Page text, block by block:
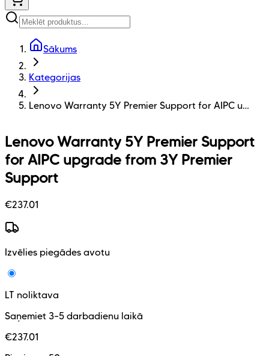
Sākums
Kategorijas
Lenovo Warranty 5Y Premier Support for AIPC u…
Lenovo Warranty 5Y Premier Support
for AIPC upgrade from 3Y Premier
Support
€237.01
Izvēlies piegādes avotu
LT noliktava
Saņemiet 3–5 darbadienu laikā
€237.01